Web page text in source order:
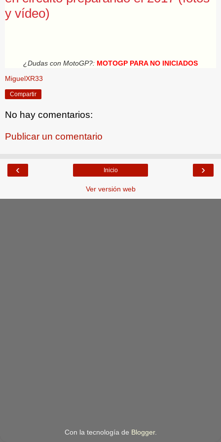
y vídeo)
¿Dudas con MotoGP?: MOTOGP PARA NO INICIADOS
MiguelXR33
Compartir
No hay comentarios:
Publicar un comentario
‹ ›
Inicio
Ver versión web
Con la tecnología de Blogger.